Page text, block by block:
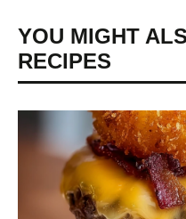
YOU MIGHT
RECIPES